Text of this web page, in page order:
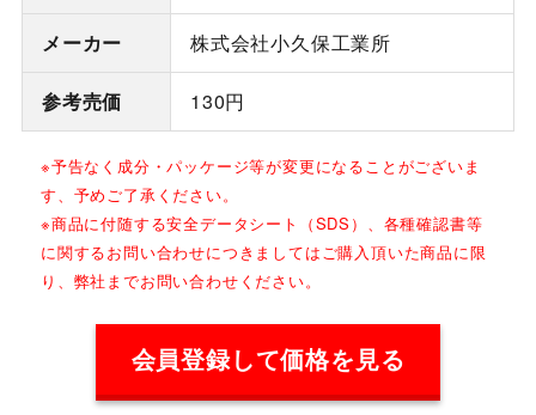
メーカー 株式会社小久保工業所
参考売価 130円
※予告なく成分・パッケージ等が変更になることがございま
す、予めご了承ください。
※商品に付随する安全データシート（SDS）、各種確認書等
に関するお問い合わせにつきましてはご購入頂いた商品に限
り、弊社までお問い合わせください。
会員登録して価格を見る